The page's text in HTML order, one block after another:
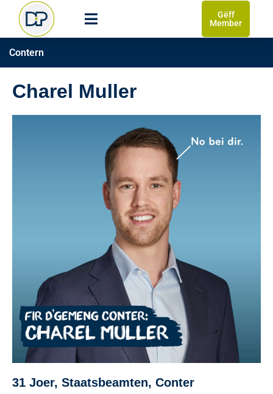
Gëff
Member
Contern
Charel Muller
31 Joer, Staatsbeamten, Conter